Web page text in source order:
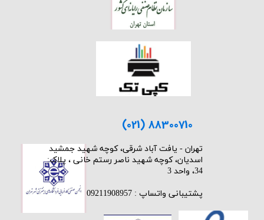
(021) 88300710
​تهران - یافت آباد شرقی، کوچه شهید جمشید
اسدیان، کوچه شهید ناصر رستم خانی ، پلاک:
34، واحد 3
پشتیبانی واتساپ : 09211908957